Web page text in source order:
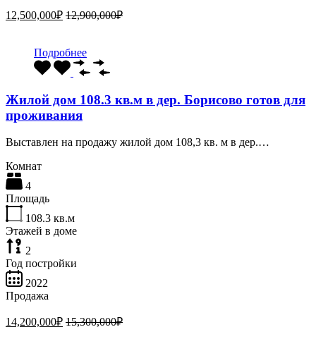
12,500,000₽ 12,900,000₽
Подробнее
Жилой дом 108.3 кв.м в дер. Борисово готов для
проживания
Выставлен на продажу жилой дом 108,3 кв. м в дер.…
Комнат
4
Площадь
108.3 кв.м
Этажей в доме
2
Год постройки
2022
Продажа
14,200,000₽ 15,300,000₽